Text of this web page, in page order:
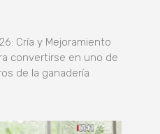
Cría y Mejoramiento
convertirse en uno de
de la ganadería